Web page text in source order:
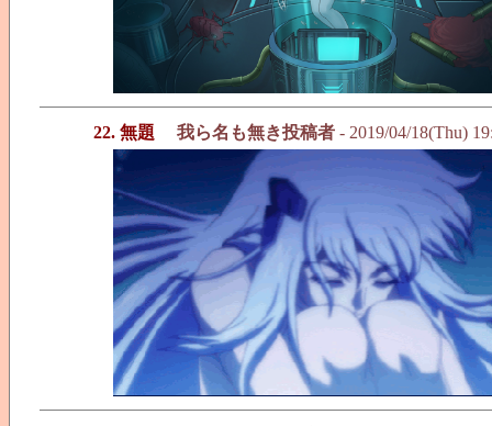
22. 無題 我ら名も無き投稿者 - 2019/04/18(Thu)